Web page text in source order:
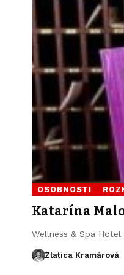
OSOBNOSTI
Katarína
Wellness & Spa
Zlatica Kramárová